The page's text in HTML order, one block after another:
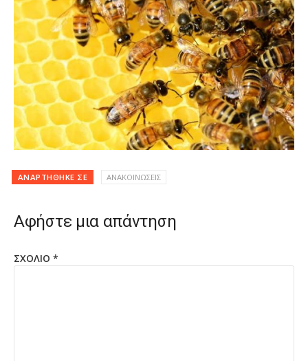
ΑΝΑΡΤΉΘΗΚΕ ΣΕ ΑΝΑΚΟΙΝΩΣΕΙΣ
Αφήστε μια απάντηση
ΣΧΌΛΙΟ *